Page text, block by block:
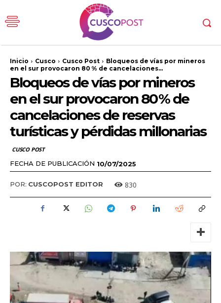
Inicio Cusco Cusco Post
Bloqueos de vías por mineros
en el sur provocaron 80 % de cancelaciones...
Bloqueos de vías por mineros
en el sur provocaron 80 % de
cancelaciones de reservas
turísticas y pérdidas millonarias
CUSCO POST
FECHA DE PUBLICACIÓN 10/07/2025
POR: CUSCOPOST EDITOR 830